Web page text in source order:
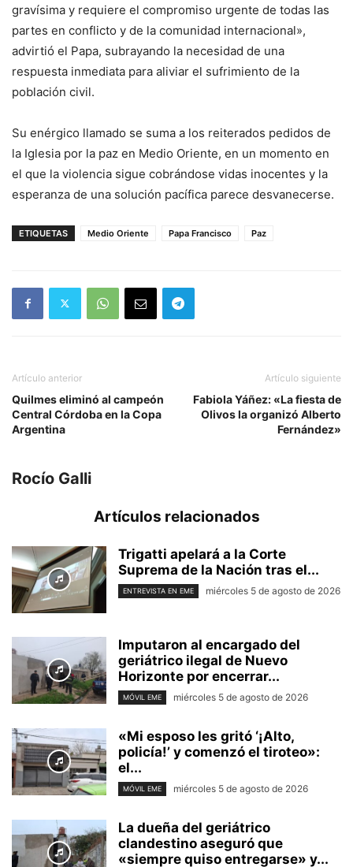
gravísima y requiere el compromiso urgente de todas las
partes en conflicto y de la comunidad internacional»,
advirtió el Papa, subrayando la necesidad de una
respuesta inmediata para aliviar el sufrimiento de la
población civil.
Su enérgico llamado se suma a los reiterados pedidos de
la Iglesia por la paz en Medio Oriente, en un momento en
el que la violencia sigue cobrándose vidas inocentes y la
esperanza de una solución pacífica parece desvanecerse.
ETIQUETAS Medio Oriente Papa Francisco Paz
Artículo anterior
Quilmes eliminó al campeón
Central Córdoba en la Copa
Argentina
Artículo siguiente
Fabiola Yáñez: «La fiesta de
Olivos la organizó Alberto
Fernández»
Rocío Galli
Artículos relacionados
Trigatti apelará a la Corte
Suprema de la Nación tras el...
ENTREVISTA EN EME miércoles 5 de agosto de 2026
Imputaron al encargado del
geriátrico ilegal de Nuevo
Horizonte por encerrar...
MÓVIL EME miércoles 5 de agosto de 2026
«Mi esposo les gritó ‘¡Alto,
policía!’ y comenzó el tiroteo»:
el...
MÓVIL EME miércoles 5 de agosto de 2026
La dueña del geriátrico
clandestino aseguró que
«siempre quiso entregarse» y...